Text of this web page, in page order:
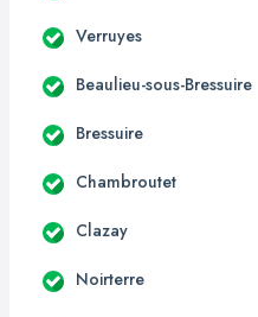
Verruyes
Beaulieu-sous-Bressuire
Bressuire
Chambroutet
Clazay
Noirterre